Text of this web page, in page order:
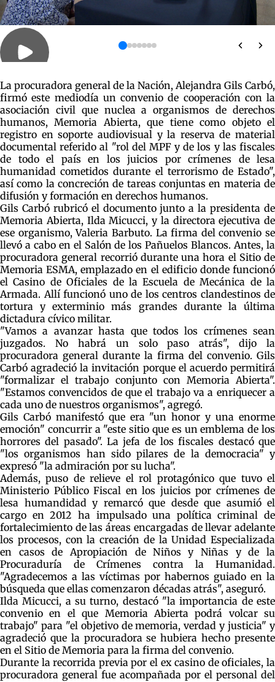
La procuradora general de la Nación, Alejandra Gils Carbó,
firmó este mediodía un convenio de cooperación con la
asociación civil que nuclea a organismos de derechos
humanos, Memoria Abierta, que tiene como objeto el
registro en soporte audiovisual y la reserva de material
documental referido al "rol del MPF y de los y las fiscales
de todo el país en los juicios por crímenes de lesa
humanidad cometidos durante el terrorismo de Estado",
así como la concreción de tareas conjuntas en materia de
difusión y formación en derechos humanos.
Gils Carbó rubricó el documento junto a la presidenta de
Memoria Abierta, Ilda Micucci, y la directora ejecutiva de
ese organismo, Valeria Barbuto. La firma del convenio se
llevó a cabo en el Salón de los Pañuelos Blancos. Antes, la
procuradora general recorrió durante una hora el Sitio de
Memoria ESMA, emplazado en el edificio donde funcionó
el Casino de Oficiales de la Escuela de Mecánica de la
Armada. Allí funcionó uno de los centros clandestinos de
tortura y exterminio más grandes durante la última
dictadura cívico militar.
"Vamos a avanzar hasta que todos los crímenes sean
juzgados. No habrá un solo paso atrás", dijo la
procuradora general durante la firma del convenio. Gils
Carbó agradeció la invitación porque el acuerdo permitirá
"formalizar el trabajo conjunto con Memoria Abierta".
"Estamos convencidos de que el trabajo va a enriquecer a
cada uno de nuestros organismos", agregó.
Gils Carbó manifestó que era "un honor y una enorme
emoción" concurrir a "este sitio que es un emblema de los
horrores del pasado". La jefa de los fiscales destacó que
"los organismos han sido pilares de la democracia" y
expresó "la admiración por su lucha".
Además, puso de relieve el rol protagónico que tuvo el
Ministerio Público Fiscal en los juicios por crímenes de
lesa humandidad y remarcó que desde que asumió el
cargo en 2012 ha impulsado una política criminal de
fortalecimiento de las áreas encargadas de llevar adelante
los procesos, con la creación de la Unidad Especializada
en casos de Apropiación de Niños y Niñas y de la
Procuraduría de Crímenes contra la Humanidad.
"Agradecemos a las víctimas por habernos guiado en la
búsqueda que ellas comenzaron décadas atrás", aseguró.
Ilda Micucci, a su turno, destacó "la importancia de este
convenio en el que Memoria Abierta podrá volcar su
trabajo" para "el objetivo de memoria, verdad y justicia" y
agradeció que la procuradora se hubiera hecho presente
en el Sitio de Memoria para la firma del convenio.
Durante la recorrida previa por el ex casino de oficiales, la
procuradora general fue acompañada por el personal del